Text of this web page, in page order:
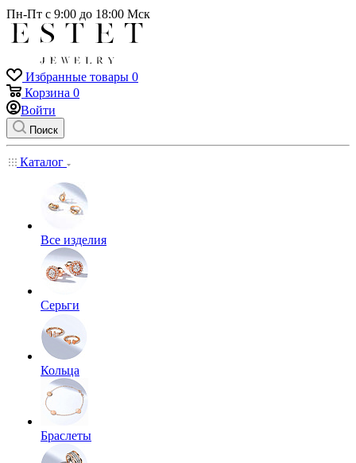
Пн-Пт с 9:00 до 18:00 Мск
Избранные товары 0
Корзина 0
Войти
Поиск
Каталог
Все изделия
Серьги
Кольца
Браслеты